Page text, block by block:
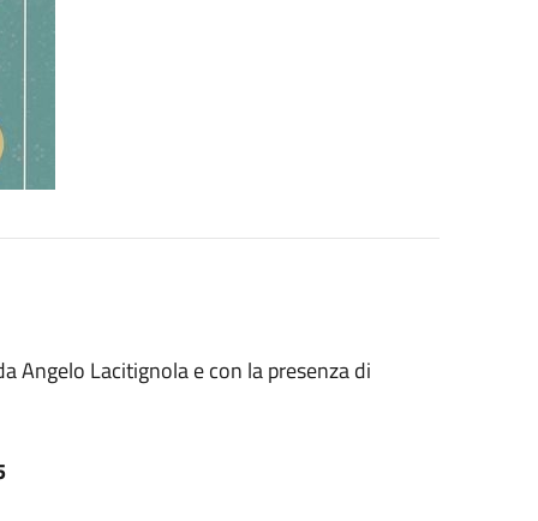
Angelo Lacitignola e con la presenza di